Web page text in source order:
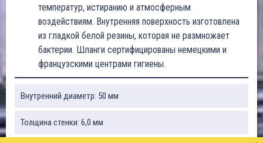
температур, истиранию и атмосферным
воздействиям. Внутренняя поверхность изготовлена
из гладкой белой резины, которая не размножает
бактерии. Шланги сертифицированы немецкими и
французскими центрами гигиены.
Внутренний диаметр: 50 мм
Толщина стенки: 6,0 мм